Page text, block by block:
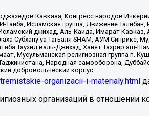
Кавказа, Конгресс народов
Исламская группа, Движение
джихад, Аль-Каида, Имарат
Субхану уа Тагьаля SHAM, АУМ
Таухид валь-Джихад, Хайят Тахрир аш-
Мусульманская религиозная группа п.
Народная самооборона,
добровольческий корпус
organizacii-i-materialy.html
организаций в отношении